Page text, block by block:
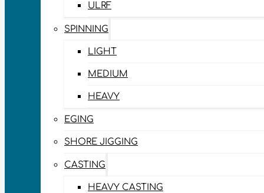
ULRF
SPINNING
LIGHT
MEDIUM
HEAVY
EGING
SHORE JIGGING
CASTING
HEAVY CASTING